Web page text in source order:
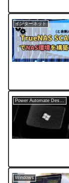
インターネット
Power Automate Desktop
Windows